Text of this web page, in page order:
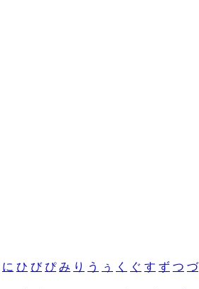
に ひ び ぴ み り う ぅ く ぐ す ず つ づ